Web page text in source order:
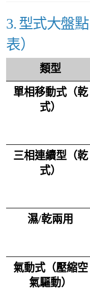
3. 型式大盤
表）
類型
單相移動式（乾
式）
三相連續型（乾
式）
濕/乾兩用
氣動式（壓縮空
氣驅動）